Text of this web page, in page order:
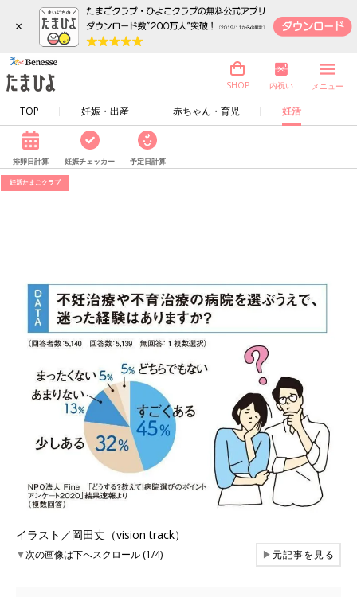
×
TOP 妊娠・出産 赤ちゃん・育児 妊活
SHOP 内祝い メニュー
排卵日計算 妊娠チェッカー 予定日計算
妊活たまごクラブ
イラスト／岡田丈（vision track）
▼次の画像は下へスクロール (1/4) ▶元記事を見る